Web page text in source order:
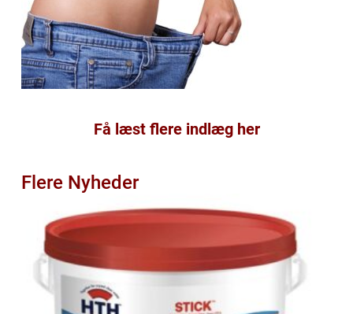
Få læst flere indlæg her
Flere Nyheder